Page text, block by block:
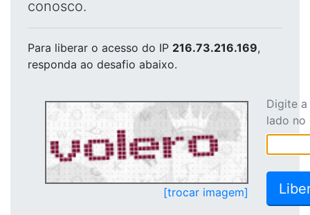
conosco.
Para liberar o acesso do IP 216.73.216.169,
responda ao desafio abaixo.
[trocar imagem]
Digite
lado no